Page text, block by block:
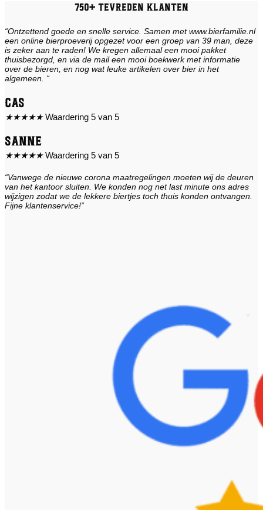
750+ tevreden klanten
“Ontzettend goede en snelle service. Samen met www.bierfamilie.nl
een online bierproeverij opgezet voor een groep van 39 man, deze
is zeker aan te raden! We kregen allemaal een mooi pakket
thuisbezorgd, en via de mail een mooi boekwerk met informatie
over de bieren, en nog wat leuke artikelen over bier in het
algemeen. “
Cas
★★★★★ Waardering 5 van 5
Sanne
★★★★★ Waardering 5 van 5
“Vanwege de nieuwe corona maatregelingen moeten wij de deuren
van het kantoor sluiten. We konden nog net last minute ons adres
wijzigen zodat we de lekkere biertjes toch thuis konden ontvangen.
Fijne klantenservice!”